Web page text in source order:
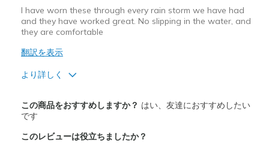
I have worn these through every rain storm we have had
and they have worked great. No slipping in the water, and
they are comfortable
翻訳を表示
より詳しく
Attractive Design
Comfortable
この商品をおすすめしますか？ はい、友達におすすめしたい
です
このレビューは役立ちましたか？